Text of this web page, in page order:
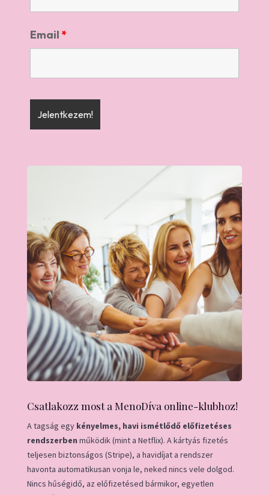
Email *
Csatlakozz most a MenoDíva online-klubhoz!
A tagság egy kényelmes, havi ismétlődő előfizetéses
rendszerben működik (mint a Netflix). A kártyás fizetés
teljesen biztonságos (Stripe), a havidíjat a rendszer
havonta automatikusan vonja le, neked nincs vele dolgod.
Nincs hűségidő, az előfizetésed bármikor, egyetlen